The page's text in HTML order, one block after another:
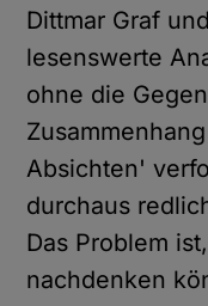
Dittmar Graf
lesenswerte
ohne die
Absichten'
durchaus
Das Problem
nachdenken